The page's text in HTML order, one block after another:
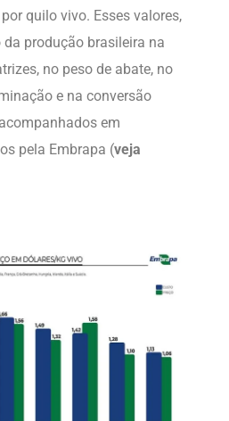
quilo vivo. Esses valores,
produção brasileira na
no peso de abate, no
e na conversão
em
pela Embrapa (veja